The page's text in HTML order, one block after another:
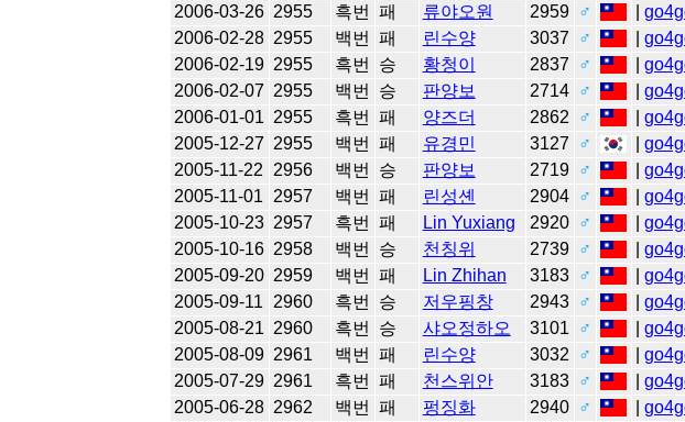
2006-03-26 2955 흑번 패 류야오원 2959 ♂
2006-02-28 2955 백번 패 린수양 3037 ♂
2006-02-19 2955 흑번 승 황청이 2837 ♂
2006-02-07 2955 백번 승 판양보 2714 ♂
2006-01-01 2955 흑번 패 양즈더 2862 ♂
2005-12-27 2955 백번 패 유경민 3127 ♂
2005-11-22
2956 백번 승 판양보 2719 ♂
2005-11-01
2957 백번 패 린성셴 2904 ♂
2005-10-23 2957 흑번 패 Lin Yuxiang 2920 ♂
2005-10-16 2958 백번 승 천칭위 2739 ♂
2005-09-20 2959 백번 패 Lin Zhihan 3183 ♂
2005-09-11
2960 흑번 승 저우핑창 2943 ♂
2005-08-21 2960 흑번 승 샤오정하오 3101 ♂
2005-08-09 2961 백번 패 린수양 3032 ♂
2005-07-29 2961 흑번 패 천스위안 3183 ♂
2005-06-28 2962 백번 패 펑징화 2940 ♂